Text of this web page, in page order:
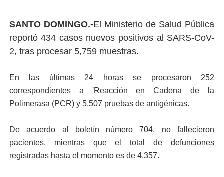
SANTO DOMINGO.-El Ministerio de Salud Pública
reportó 434 casos nuevos positivos al SARS-CoV-
2, tras procesar 5,759 muestras.
En las últimas 24 horas se procesaron 252
correspondientes a 'Reacción en Cadena de la
Polimerasa (PCR) y 5,507 pruebas de antigénicas.
De acuerdo al boletín número 704, no fallecieron
pacientes, mientras que el total de defunciones
registradas hasta el momento es de 4,357.